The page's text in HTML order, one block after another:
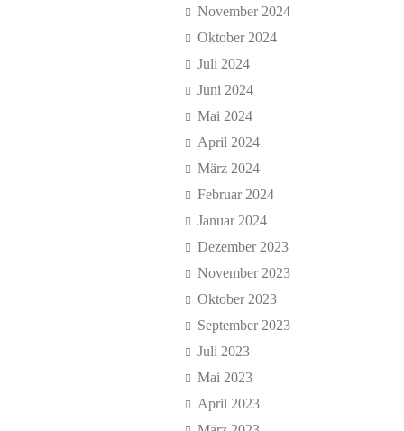
November 2024
Oktober 2024
Juli 2024
Juni 2024
Mai 2024
April 2024
März 2024
Februar 2024
Januar 2024
Dezember 2023
November 2023
Oktober 2023
September 2023
Juli 2023
Mai 2023
April 2023